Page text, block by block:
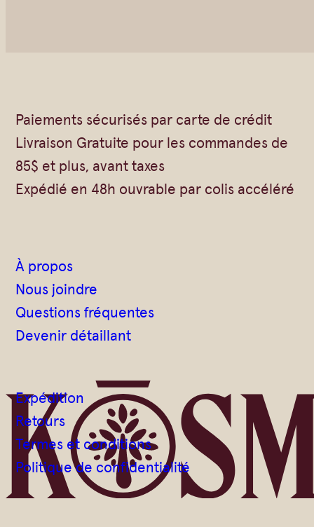
Paiements sécurisés par carte de crédit
Livraison Gratuite pour les commandes de
85$ et plus, avant taxes
Expédié en 48h ouvrable par colis accéléré
À propos
Nous joindre
Questions fréquentes
Devenir détaillant
Expédition
Retours
Termes et conditions
Politique de confidentialité